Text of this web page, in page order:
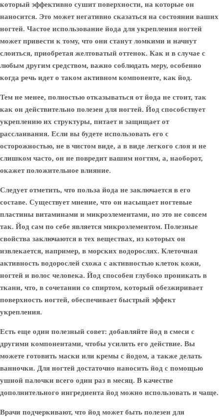
который эффективно сушит поверхности, на которые он
наносится. Это может негативно сказаться на состоянии ваших
ногтей. Частое использование йода для укрепления ногтей
может привести к тому, что они станут ломкими и начнут
слоиться, приобретая желтоватый оттенок. Как и в случае с
любым другим средством, важно соблюдать меру, особенно
когда речь идет о таком активном компоненте, как йод.
Тем не менее, полностью отказываться от йода не стоит, так
как он действительно полезен для ногтей. Йод способствует
укреплению их структуры, питает и защищает от
расслаивания. Если вы будете использовать его с
осторожностью, не в чистом виде, а в виде легкого слоя и не
слишком часто, он не повредит вашим ногтям, а, наоборот,
окажет положительное влияние.
Следует отметить, что польза йода не заключается в его
составе. Существует мнение, что он насыщает ногтевые
пластины витаминами и микроэлементами, но это не совсем
так. Йод сам по себе является микроэлементом. Полезные
свойства заключаются в тех веществах, из которых он
извлекается, например, в морских водорослях. Клеточная
активность водорослей схожа с активностью клеток кожи,
ногтей и волос человека. Йод способен глубоко проникать в
ткани, что, в сочетании со спиртом, который обезжиривает
поверхность ногтей, обеспечивает быстрый эффект
укрепления.
Есть еще один полезный совет: добавляйте йод в смеси с
другими компонентами, чтобы усилить его действие. Вы
можете готовить маски или кремы с йодом, а также делать
ванночки. Для ногтей достаточно наносить йод с помощью
ушной палочки всего один раз в месяц. В качестве
дополнительного ингредиента йод можно использовать и чаще.
Врачи подчеркивают, что йод может быть полезен для